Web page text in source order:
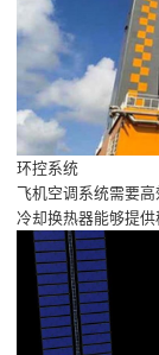
环控系统
飞机空调系统需要
冷却换热器能够提